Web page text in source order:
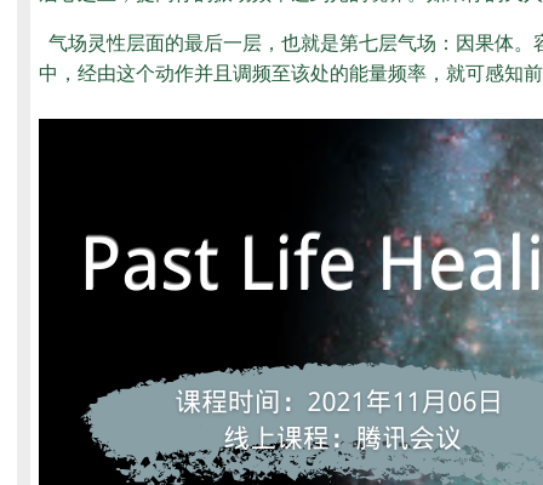
气场灵性层面的最后一层，也就是第七层气场：因果体
中，经由这个动作并且调频至该处的能量频率，就可感知